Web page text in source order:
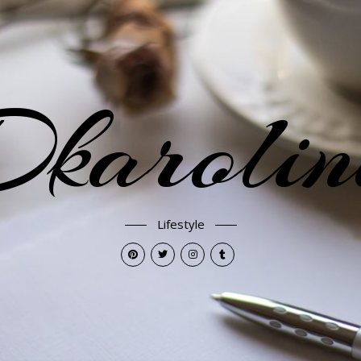
Lifestyle